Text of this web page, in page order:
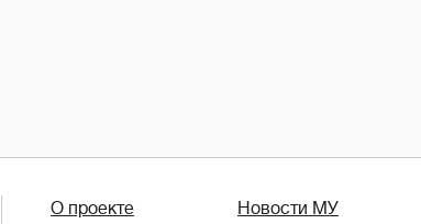
О проекте
Новости МУ